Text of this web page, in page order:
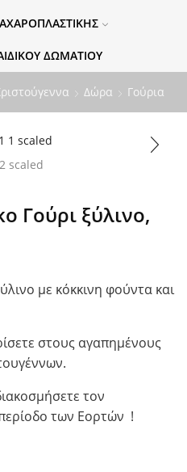
ΔΩΜΑΤΊΟΥ
Δώρα Γούρια
Γούρι ξύλινο,
με κόκκινη φούντα και
στους αγαπημένους
τον
των Εορτών !